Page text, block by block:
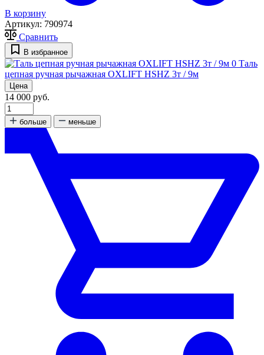
В корзину
Артикул: 790974
Сравнить
В избранное
0 Таль
цепная ручная рычажная OXLIFT HSHZ 3т / 9м
Цена
14 000 руб.
больше меньше